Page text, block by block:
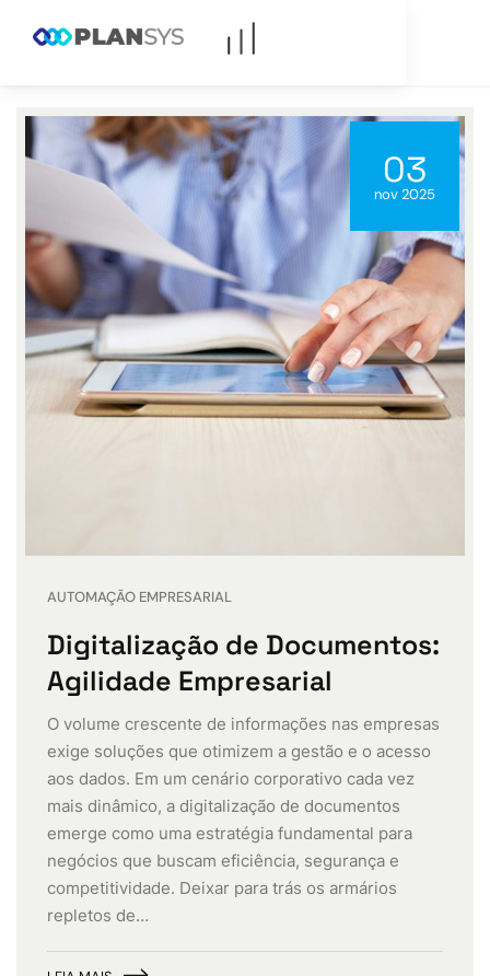
03
nov 2025
AUTOMAÇÃO EMPRESARIAL
Digitalização de Documentos:
Agilidade Empresarial
O volume crescente de informações nas empresas
exige soluções que otimizem a gestão e o acesso
aos dados. Em um cenário corporativo cada vez
mais dinâmico, a digitalização de documentos
emerge como uma estratégia fundamental para
negócios que buscam eficiência, segurança e
competitividade. Deixar para trás os armários
repletos de…